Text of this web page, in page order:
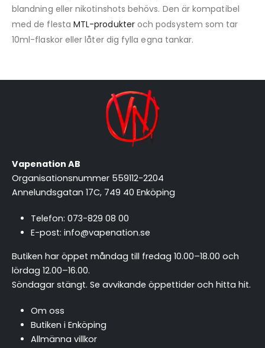
blandning eller nikotinshots behövs. Den är kompatibel
med de flesta MTL-produkteroch podsystem som tar
10ml-flaskor eller låter dig fylla egna tankar.
Vapenation AB
Organisationsnummer 559112-2204
Annelundsgatan 17C, 749 40 Enköping
Telefon: 073-829 08 00
E-post: info@vapenation.se
Butiken har öppet måndag till fredag 10.00–18.00 och
lördag 12.00–16.00.
Söndagar stängt. Se avvikande öppettider och hitta hit.
Om oss
Butiken i Enköping
Allmänna villkor